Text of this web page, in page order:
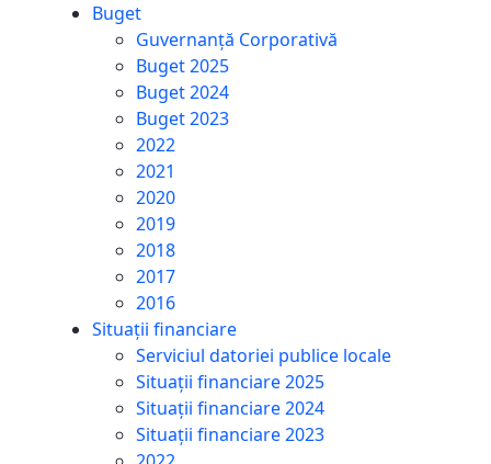
Buget
Guvernanță Corporativă
Buget 2025
Buget 2024
Buget 2023
2022
2021
2020
2019
2018
2017
2016
Situații financiare
Serviciul datoriei publice locale
Situații financiare 2025
Situații financiare 2024
Situații financiare 2023